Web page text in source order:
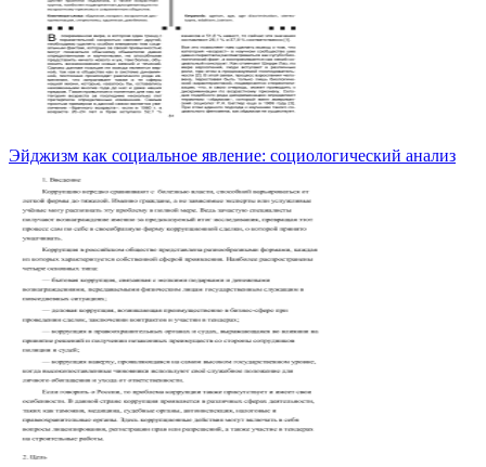
Эйджизм как социальное явление: социологический анализ